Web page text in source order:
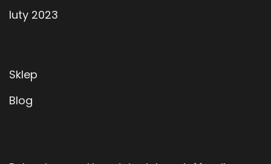
luty 2023
Sklep
Blog